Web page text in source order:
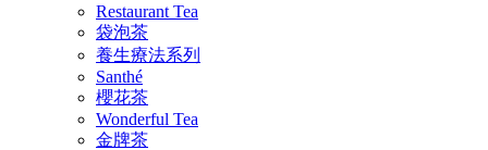
Restaurant Tea
袋泡茶
養生療法系列
Santhé
櫻花茶
Wonderful Tea
金牌茶